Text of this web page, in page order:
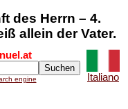
des Herrn – 4.
allein der Vater.
engine Italiano